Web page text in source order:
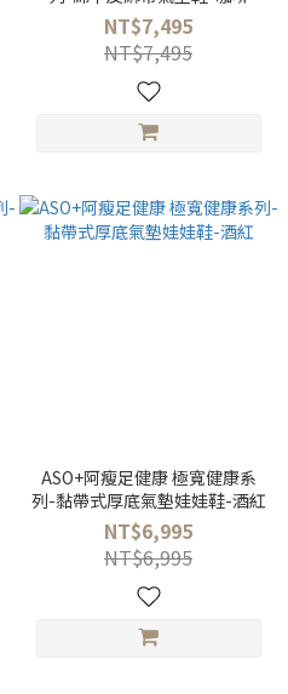
NT$7,495
NT$7,495
ASO+阿瘦足健康 極寬健康系
列-黏帶式厚底氣墊娃娃鞋-酒紅
NT$6,995
NT$6,995